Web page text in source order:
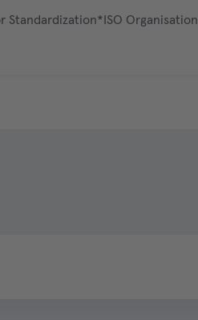
Standardization*ISO Organisation